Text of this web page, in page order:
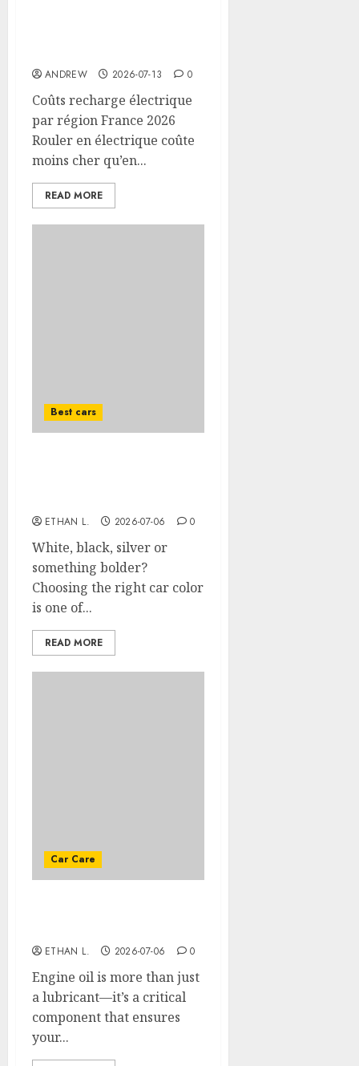
ANDREW 2026-07-13 0
Coûts recharge électrique
par région France 2026
Rouler en électrique coûte
moins cher qu’en...
READ MORE
Best cars
ETHAN L. 2026-07-06 0
White, black, silver or
something bolder?
Choosing the right car color
is one of...
READ MORE
Car Care
ETHAN L. 2026-07-06 0
Engine oil is more than just
a lubricant—it’s a critical
component that ensures
your...